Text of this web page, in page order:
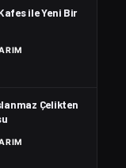
ile Yeni Bir
Çelikten